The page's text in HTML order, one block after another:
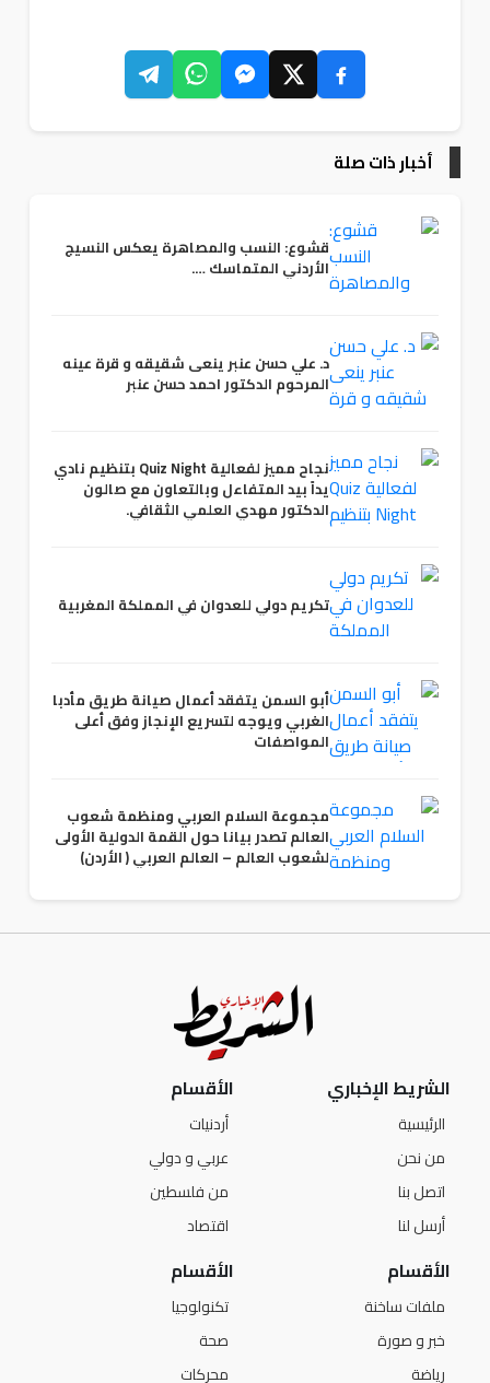
أخبار ذات صلة
قشوع: النسب والمصاهرة يعكس النسيج
الأردني المتماسك ….
د. علي حسن عنبر ينعى شقيقه و قرة عينه
المرحوم الدكتور احمد حسن عنبر
نجاح مميز لفعالية Quiz Night بتنظيم نادي
يداً بيد المتفاءل وبالتعاون مع صالون
الدكتور مهدي العلمي الثقافي.
تكريم دولي للعدوان في المملكة المغربية
أبو السمن يتفقد أعمال صيانة طريق مأدبا
الغربي ويوجه لتسريع الإنجاز وفق أعلى
المواصفات
مجموعة السلام العربي ومنظمة شعوب
العالم تصدر بيانا حول القمة الدولية الأولى
لشعوب العالم – العالم العربي ( الأردن)
الشريط الإخباري
الرئيسية
من نحن
اتصل بنا
أرسل لنا
الأقسام
أردنيات
عربي و دولي
من فلسطين
اقتصاد
الأقسام
ملفات ساخنة
خبر و صورة
رياضة
الأقسام
تكنولوجيا
صحة
محركات